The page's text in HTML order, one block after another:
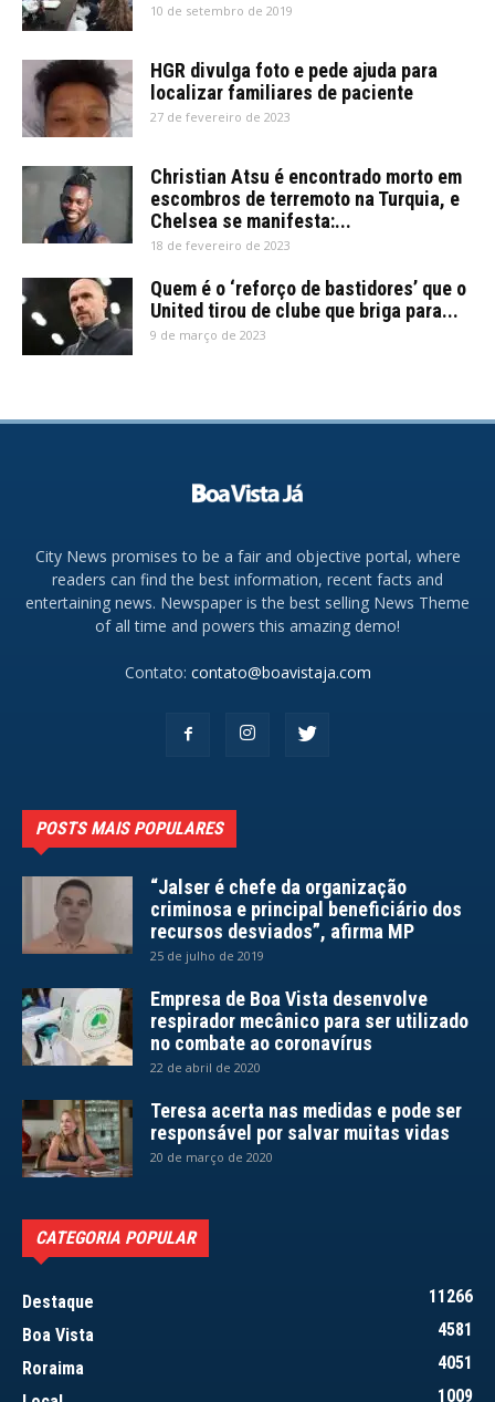
10 de setembro de 2019
HGR divulga foto e pede ajuda para
localizar familiares de paciente
27 de fevereiro de 2023
Christian Atsu é encontrado morto em
escombros de terremoto na Turquia, e
Chelsea se manifesta:...
18 de fevereiro de 2023
Quem é o ‘reforço de bastidores’ que o
United tirou de clube que briga para...
9 de março de 2023
City News promises to be a fair and objective portal, where
readers can find the best information, recent facts and
entertaining news. Newspaper is the best selling News Theme
of all time and powers this amazing demo!
Contato: contato@boavistaja.com
POSTS MAIS POPULARES
“Jalser é chefe da organização
criminosa e principal beneficiário dos
recursos desviados”, afirma MP
25 de julho de 2019
Empresa de Boa Vista desenvolve
respirador mecânico para ser utilizado
no combate ao coronavírus
22 de abril de 2020
Teresa acerta nas medidas e pode ser
responsável por salvar muitas vidas
20 de março de 2020
CATEGORIA POPULAR
Destaque
11266
Boa Vista
4581
Roraima
4051
1009